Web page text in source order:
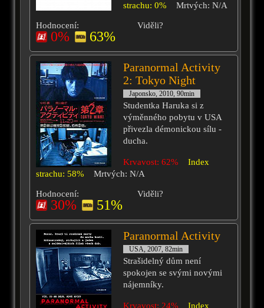
strachu: 0%
Mrtvých: N/A
Hodnocení:
0% 63%
Viděli?
Paranormal Activity
2: Tokyo Night
Japonsko, 2010, 90min
Studentka Haruka si z
výměnného pobytu v USA
přivezla démonickou sílu -
ducha.
Krvavost: 62%
Index
strachu: 58%
Mrtvých: N/A
Hodnocení:
30% 51%
Viděli?
Paranormal Activity
USA, 2007, 82min
Strašidelný dům není
spokojen se svými novými
nájemníky.
Krvavost: 24% Index